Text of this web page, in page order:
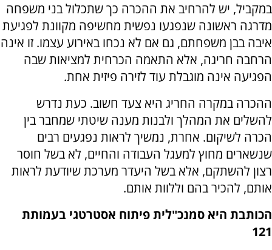
במקביל, יש להרחיב את ההכרה כך שתכלול בני משפחה
מדרגה ראשונה שנפגעו נפשית מחשיפה מקוונת לפגיעת
איבה בבן משפחתם, גם אם לא נכחו באירוע עצמו. זו אינה
הרחבה חריגה, אלא התאמה הכרחית למציאות שבה
הפגיעה אינה מוגבלת עוד לזירה פיזית אחת.
ההכרה במקרה החריג היא צעד חשוב. כעת נדרש
להשלים את המהלך ולבנות מענה שיטתי שמחבר בין
הכרה לשיקום. אחרת, נמשיך לראות נפגעים רבים
שנשארים מחוץ למעגל העבודה והחיים, לא בשל חוסר
רצון להשתקם, אלא בשל היעדר מערכת שיודעת לראות
אותם, להכיר בהם וללוות אותם.
הכותבת היא סמנכ"לית פיתוח אסטרטגי בעמותת
121